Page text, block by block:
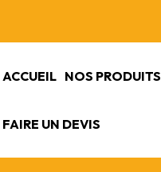
ACCUEIL NOS PRODUITS
FAIRE UN DEVIS